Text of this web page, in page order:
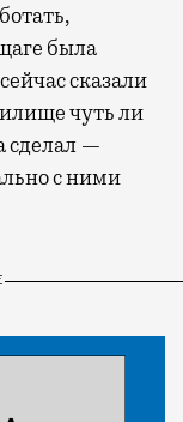
была
сказали
чуть ли
сделал —
с ними